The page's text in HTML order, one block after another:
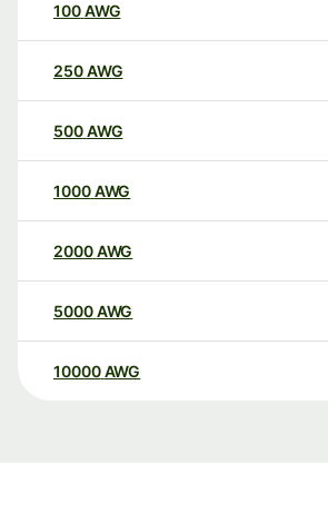
100AWG
250AWG
500AWG
1000AWG
2000AWG
5000AWG
10000 AWG